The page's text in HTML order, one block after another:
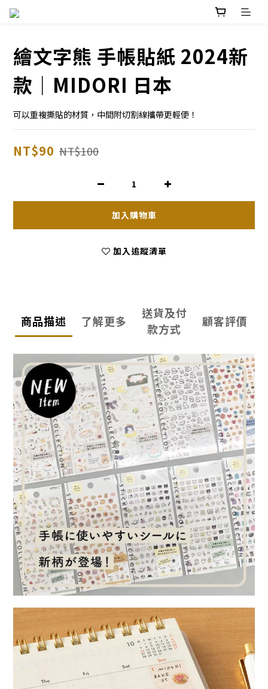
繪文字熊 手帳貼紙 2024新
款｜MIDORI 日本
可以重複撕貼的材質，中間附切割線攜帶更輕便！
NT$90 NT$100
加入購物車
加入追蹤清單
商品描述 了解更多
送貨及付
款方式
顧客評價